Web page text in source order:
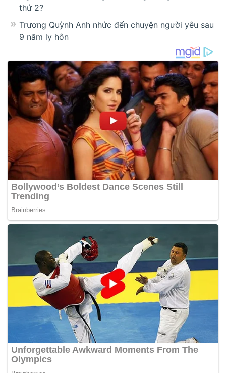
thứ 2?
Trương Quỳnh Anh nhức đến chuyện người yêu sau
9 năm ly hôn